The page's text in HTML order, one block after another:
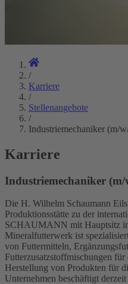
/
Karriere
/
Stellenangebote
/
Industriemechaniker (m/
Karriere
Industriemechaniker
Die H. Wilhelm Schaumann
Produktionsstätte zu der
SCHAUMANN mit Hauptsitz
Mineralfutterwerk ist
von Futtermitteln,
Futterzusatzstoffmischun­gen
Herstellung von Produkten für
Unternehmen beschäftigt